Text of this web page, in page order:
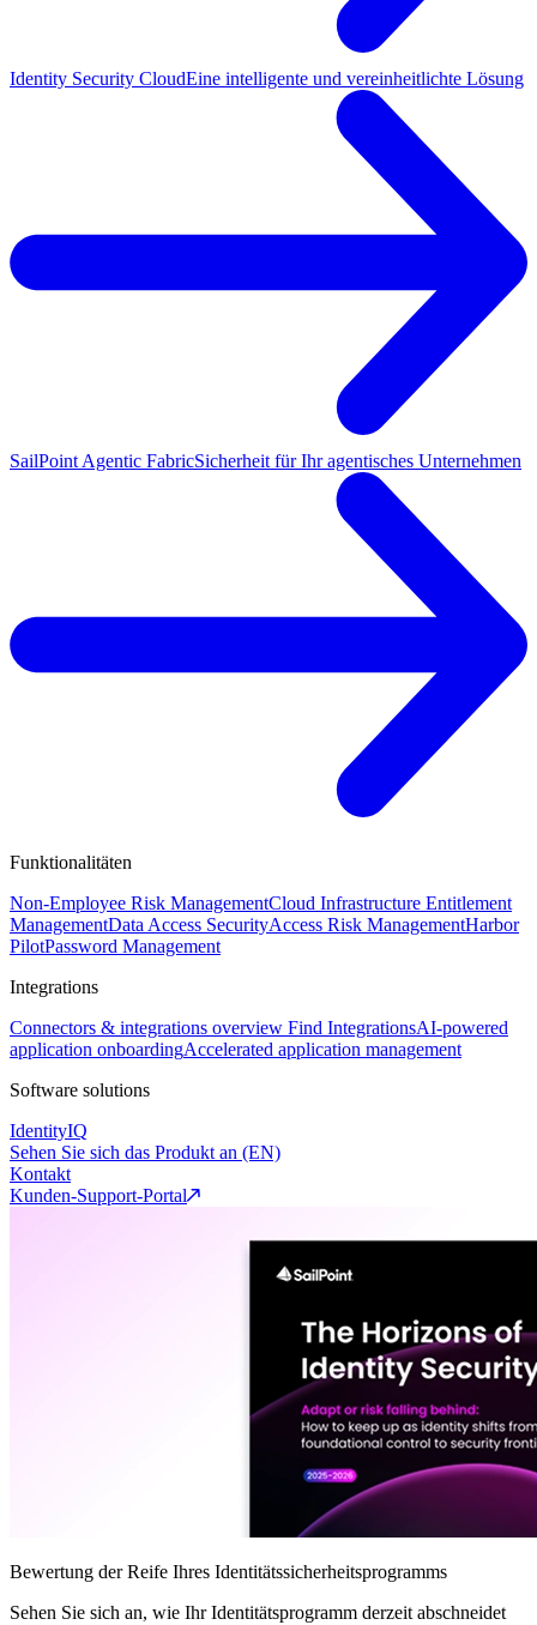
Identity Security CloudEine intelligente und vereinheitlichte Lösung
SailPoint Agentic FabricSicherheit für Ihr agentisches Unternehmen
Funktionalitäten
Non-Employee Risk ManagementCloud Infrastructure Entitlement
ManagementData Access SecurityAccess Risk ManagementHarbor
PilotPassword Management
Integrations
Connectors & integrations overview Find IntegrationsAI-powered
application onboardingAccelerated application management
Software solutions
IdentityIQ
Sehen Sie sich das Produkt an (EN)
Kontakt
Kunden-Support-Portal
Bewertung der Reife Ihres Identitätssicherheitsprogramms
Sehen Sie sich an, wie Ihr Identitätsprogramm derzeit abschneidet